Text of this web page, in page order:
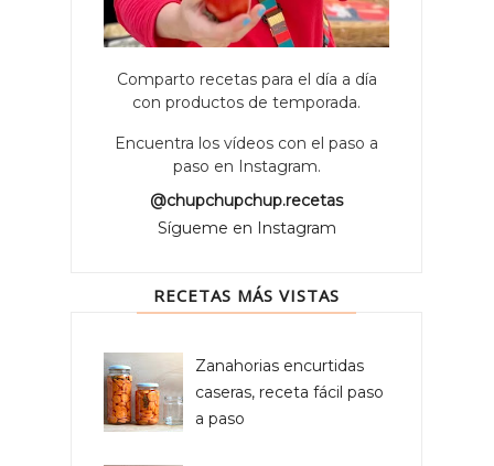
Comparto recetas para el día a día
con productos de temporada.
Encuentra los vídeos con el paso a
paso en Instagram.
@chupchupchup.recetas
Sígueme en Instagram
RECETAS MÁS VISTAS
Zanahorias encurtidas
caseras, receta fácil paso
a paso